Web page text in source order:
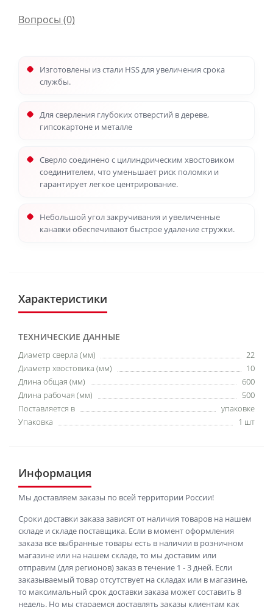
Вопросы (0)
Изготовлены из стали HSS для увеличения срока
службы.
Для сверления глубоких отверстий в дереве,
гипсокартоне и металле
Сверло соединено с цилиндрическим хвостовиком
соединителем, что уменьшает риск поломки и
гарантирует легкое центрирование.
Небольшой угол закручивания и увеличенные
канавки обеспечивают быстрое удаление стружки.
Характеристики
ТЕХНИЧЕСКИЕ ДАННЫЕ
Диаметр сверла (мм)
22
Диаметр хвостовика (мм)
10
Длина общая (мм)
600
Длина рабочая (мм)
500
Поставляется в
упаковке
Упаковка
1 шт
Информация
Мы доставляем заказы по всей территории России!
Сроки доставки заказа зависят от наличия товаров на нашем
складе и складе поставщика. Если в момент оформления
заказа все выбранные товары есть в наличии в розничном
магазине или на нашем складе, то мы доставим или
отправим (для регионов) заказ в течение 1 - 3 дней. Если
заказываемый товар отсутствует на складах или в магазине,
то максимальный срок доставки заказа может составить 8
недель. Но мы стараемся доставлять заказы клиентам как